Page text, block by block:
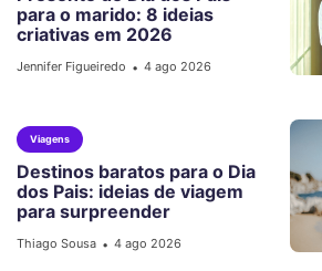
para o marido: 8 ideias
criativas em 2026
Jennifer Figueiredo • 4 ago 2026
Viagens
Destinos baratos para o Dia
dos Pais: ideias de viagem
para surpreender
Thiago Sousa • 4 ago 2026